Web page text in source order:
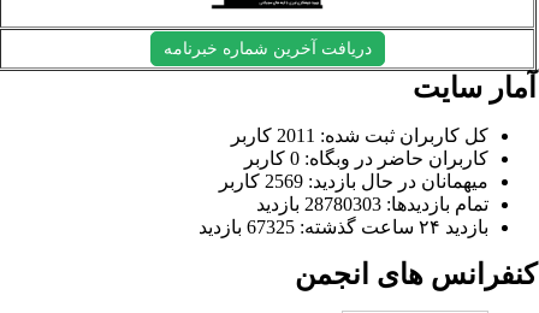
دریافت آخرین شماره خبرنامه
سایت
کل کاربران ثبت شده: 2011 کاربر
کاربران حاضر در وبگاه: 0 کاربر
میهمانان در حال بازدید: 2569 کاربر
تمام بازدید‌ها: 28780303 بازدید
بازدید ۲۴ ساعت گذشته: 67325 بازدید
های انجمن